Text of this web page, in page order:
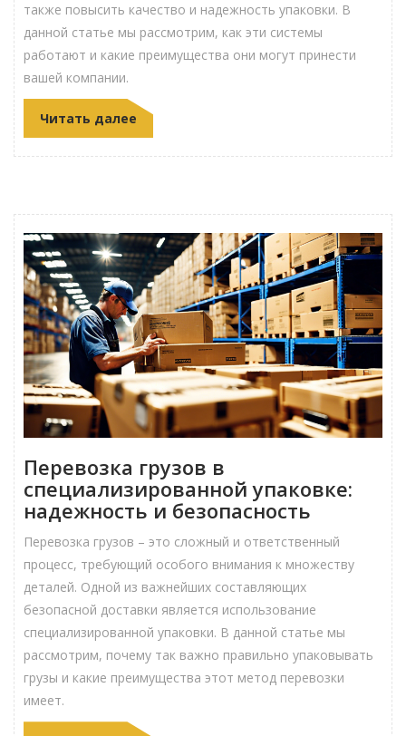
также повысить качество и надежность упаковки. В
данной статье мы рассмотрим, как эти системы
работают и какие преимущества они могут принести
вашей компании.
Читать далее
Перевозка грузов в
специализированной упаковке:
надежность и безопасность
Перевозка грузов – это сложный и ответственный
процесс, требующий особого внимания к множеству
деталей. Одной из важнейших составляющих
безопасной доставки является использование
специализированной упаковки. В данной статье мы
рассмотрим, почему так важно правильно упаковывать
грузы и какие преимущества этот метод перевозки
имеет.